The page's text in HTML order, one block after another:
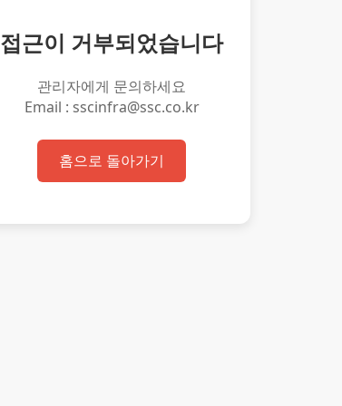
접근이 거부되었습니다
관리자에게 문의하세요
Email : sscinfra@ssc.co.kr
홈으로 돌아가기